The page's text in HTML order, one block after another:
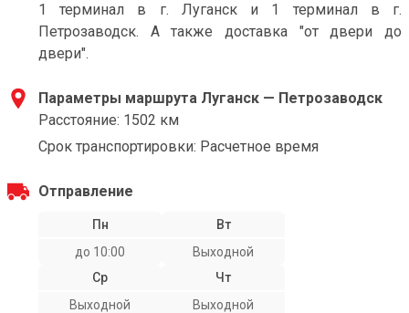
1 терминал в г. Луганск и 1 терминал в г.
Петрозаводск. А также доставка "от двери до
двери".
Параметры маршрута Луганск — Петрозаводск
Расстояние: 1502 км
Срок транспортировки: Расчетное время
Отправление
Пн
до 10:00
Вт
Выходной
Ср
Выходной
Чт
Выходной